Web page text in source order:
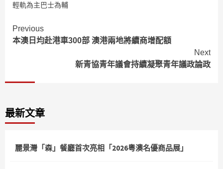
輕軌為主巴士為輔
Continue
Reading
Previous
本澳日均赴港車300部 澳港兩地將續商增配額
Next
新青協青年議會持續凝聚青年議政論政
最新文章
麗景灣「森」餐廳首次亮相「2026粵澳名優商品展」